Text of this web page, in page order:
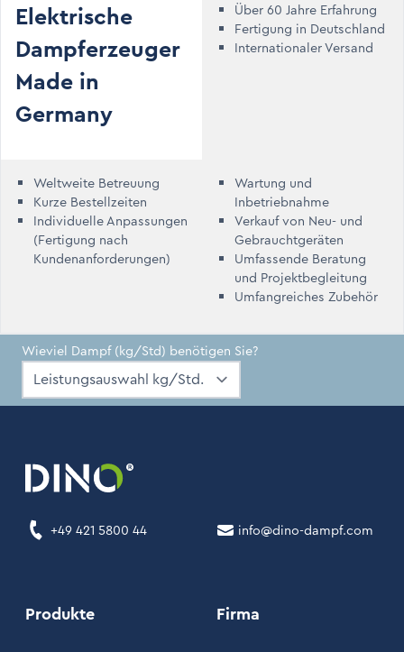
Elektrische
Dampferzeuger
Made in
Germany
Über 60 Jahre Erfahrung
Fertigung in Deutschland
Internationaler Versand
Weltweite Betreuung
Kurze Bestellzeiten
Individuelle Anpassungen
(Fertigung nach
Kundenanforderungen)
Wartung und
Inbetriebnahme
Verkauf von Neu- und
Gebrauchtgeräten
Umfassende Beratung
und Projektbegleitung
Umfangreiches Zubehör
Wieviel Dampf (kg/Std) benötigen Sie?
+49 421 5800 44 info@dino-dampf.com
Produkte Firma